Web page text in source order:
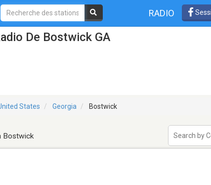
RADIO
De Bostwick GA
States Georgia Bostwick
Bostwick